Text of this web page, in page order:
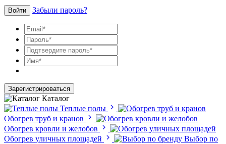
Войти Забыли пароль?
Зарегистрироваться
Каталог
Теплые полы
Обогрев труб и кранов
Обогрев кровли и желобов
Обогрев уличных площадей
Выбор по